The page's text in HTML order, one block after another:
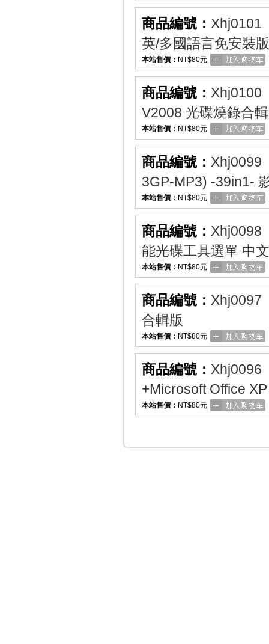
商品編號： Xhj0101
英/多國語言免安裝
本站售價： NT$80元
商品編號： Xhj0100
V2008 光碟燒錄合
本站售價： NT$80元
商品編號： Xhj0099
3GP-MP3) -39in1-
本站售價： NT$80元
商品編號： Xhj0098
能光碟工具選單 中
本站售價： NT$80元
商品編號： Xhj0097
合輯版
本站售價： NT$80元
商品編號： Xhj0096
+Microsoft Office
本站售價： NT$80元